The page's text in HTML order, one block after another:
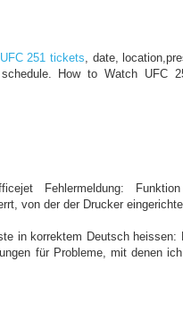
UFC 251 tickets , date,
How to Watch UFC
Fehlermeldung:
von der der Drucker
in korrektem Deutsch heissen:
für Probleme, mit denen